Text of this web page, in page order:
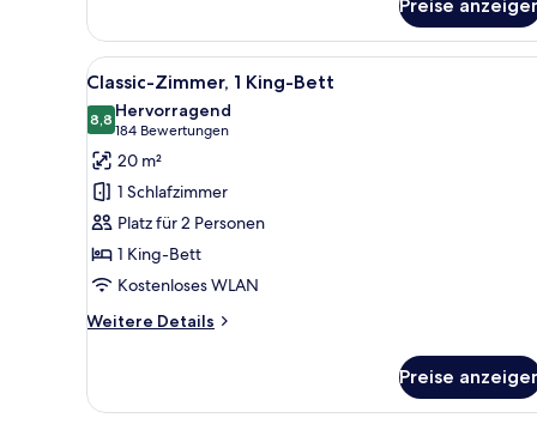
Einzelzimmer
Preise
Alle
Fotos
für
Classic-
Zimmer,
1 King-
Bett
anzeigen
Ein Hotelzimmer mit einem
7
Classic-Zimmer, 1 King-Bett
8,88,8 von 10
Hervorragend
184 Bewertungen
(184
Bewertungen)
20 m²
1 Schlafzimmer
Platz für 2 Personen
1 King-Bett
Kostenloses WLAN
Weitere Details
Weitere
Zimmer,
Preise